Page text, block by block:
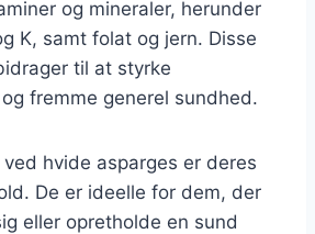
og mineraler, herunder
K, samt folat og jern. Disse
til at styrke
fremme generel sundhed.
hvide asparges er deres
De er ideelle for dem, der
eller opretholde en sund